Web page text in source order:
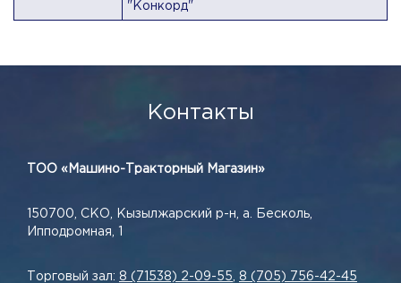
"Конкорд"
Контакты
ТОО «Машино-Тракторный Магазин»
150700, СКО, Кызылжарский р-н, а. Бесколь,
Ипподромная, 1
Торговый зал: 8 (71538) 2-09-55 8 (705) 756-42-45